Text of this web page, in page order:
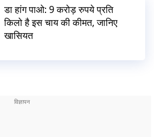
डा हांग पाओ: 9 करोड़ रुपये प्रति
किलो है इस चाय की कीमत, जानिए
खासियत